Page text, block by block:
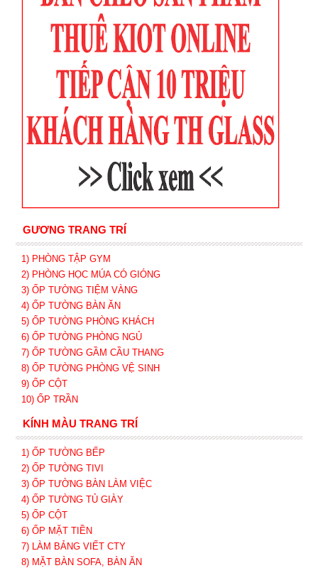
GƯƠNG TRANG TRÍ
1) PHÒNG TẬP GYM
2) PHÒNG HỌC MÚA CÓ GIÓNG
3) ỐP TƯỜNG TIỆM VÀNG
4) ỐP TƯỜNG BÀN ĂN
5) ỐP TƯỜNG PHÒNG KHÁCH
6) ỐP TƯỜNG PHÒNG NGỦ
7) ỐP TƯỜNG GẦM CẦU THANG
8) ỐP TƯỜNG PHÒNG VỆ SINH
9) ỐP CỘT
10) ỐP TRẦN
KÍNH MÀU TRANG TRÍ
1) ỐP TƯỜNG BẾP
2) ỐP TƯỜNG TIVI
3) ỐP TƯỜNG BÀN LÀM VIỆC
4) ỐP TƯỜNG TỦ GIÀY
5) ỐP CỘT
6) ỐP MẶT TIỀN
7) LÀM BẢNG VIẾT CTY
8) MẶT BÀN SOFA, BÀN ĂN